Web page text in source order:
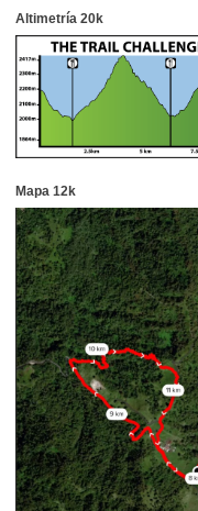
Altimetría 20k
Mapa 12k